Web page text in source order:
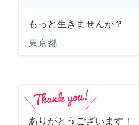
もっと生きませんか？
東京都
ありがとうございます！